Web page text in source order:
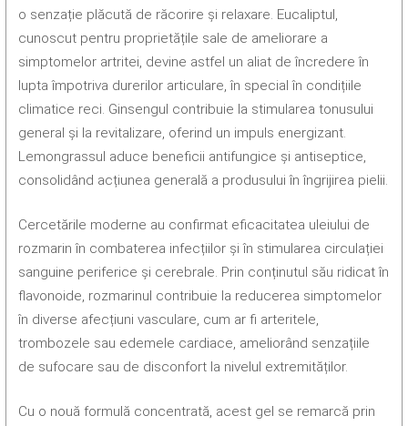
o senzație plăcută de răcorire și relaxare. Eucaliptul,
cunoscut pentru proprietățile sale de ameliorare a
simptomelor artritei, devine astfel un aliat de încredere în
lupta împotriva durerilor articulare, în special în condițiile
climatice reci. Ginsengul contribuie la stimularea tonusului
general și la revitalizare, oferind un impuls energizant.
Lemongrassul aduce beneficii antifungice și antiseptice,
consolidând acțiunea generală a produsului în îngrijirea pielii.
Cercetările moderne au confirmat eficacitatea uleiului de
rozmarin în combaterea infecțiilor și în stimularea circulației
sanguine periferice și cerebrale. Prin conținutul său ridicat în
flavonoide, rozmarinul contribuie la reducerea simptomelor
în diverse afecțiuni vasculare, cum ar fi arteritele,
trombozele sau edemele cardiace, ameliorând senzațiile
de sufocare sau de disconfort la nivelul extremităților.
Cu o nouă formulă concentrată, acest gel se remarcă prin